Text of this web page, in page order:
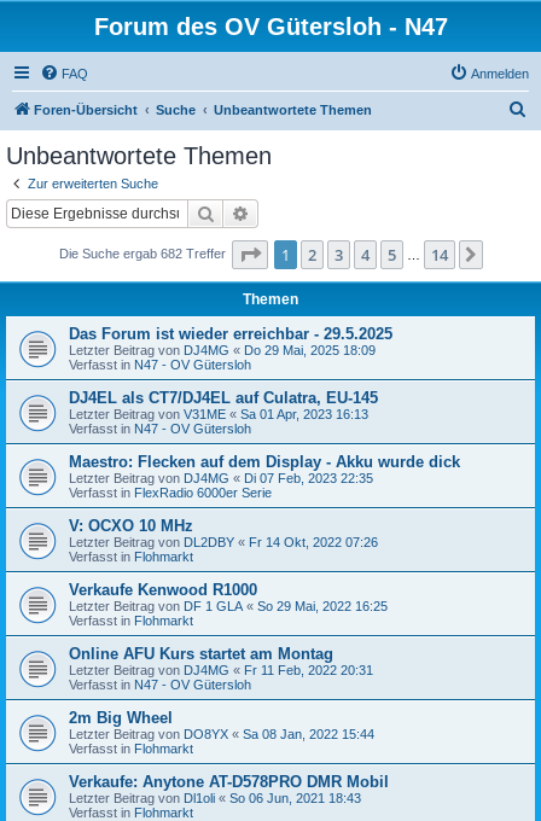
Forum des OV Gütersloh - N47
FAQ Anmelden
Foren-Übersicht Suche Unbeantwortete Themen
Unbeantwortete Themen
Zur erweiterten Suche
Suche
Die Suche ergab 682 Treffer Seite 1von 14
1 2 3 4 5 14
Themen
Das Forum ist wieder erreichbar - 29.5.2025
Letzter Beitrag von DJ4MG « Do 29 Mai, 2025 18:09
Verfasst in N47 - OV Gütersloh
DJ4EL als CT7/DJ4EL auf Culatra, EU-145
Letzter Beitrag von V31ME « Sa 01 Apr, 2023 16:13
Verfasst in N47 - OV Gütersloh
Maestro: Flecken auf dem Display - Akku wurde dick
Letzter Beitrag von DJ4MG « Di 07 Feb, 2023 22:35
Verfasst in FlexRadio 6000er Serie
V: OCXO 10 MHz
Letzter Beitrag von DL2DBY « Fr 14 Okt, 2022 07:26
Verfasst in Flohmarkt
Verkaufe Kenwood R1000
Letzter Beitrag von DF 1 GLA « So 29 Mai, 2022 16:25
Verfasst in Flohmarkt
Online AFU Kurs startet am Montag
Letzter Beitrag von DJ4MG « Fr 11 Feb, 2022 20:31
Verfasst in N47 - OV Gütersloh
2m Big Wheel
Letzter Beitrag von DO8YX « Sa 08 Jan, 2022 15:44
Verfasst in Flohmarkt
Verkaufe: Anytone AT-D578PRO DMR Mobil
Letzter Beitrag von Dl1oli « So 06 Jun, 2021 18:43
Verfasst in Flohmarkt